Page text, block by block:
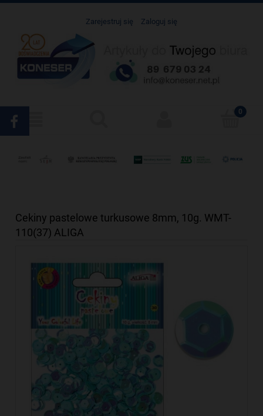
Zarejestruj się Zaloguj się
Cekiny pastelowe turkusowe 8mm, 10g. WMT-
110(37) ALIGA